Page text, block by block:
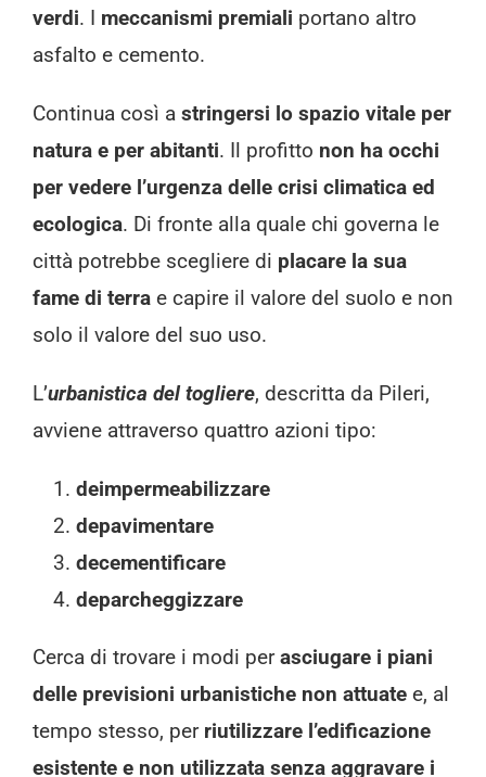
verdi. I meccanismi premiali portano altro
asfalto e cemento.
Continua così a stringersi lo spazio vitale per
natura e per abitanti. Il profitto non ha occhi
per vedere l’urgenza delle crisi climatica ed
ecologica. Di fronte alla quale chi governa le
città potrebbe scegliere di placare la sua
fame di terrae capire il valore del suolo e non
solo il valore del suo uso.
L’urbanistica del togliere, descritta da Pileri,
avviene attraverso quattro azioni tipo:
deimpermeabilizzare
depavimentare
decementificare
deparcheggizzare
Cerca di trovare i modi perasciugare i piani
delle previsioni urbanistiche non attuatee, al
tempo stesso, per riutilizzare l’edificazione
esistente e non utilizzata senza aggravare i